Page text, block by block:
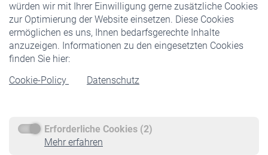
würden wir mit Ihrer Einwilligung gerne zusätzliche Cookies
zur Optimierung der Website einsetzen. Diese Cookies
ermöglichen es uns, Ihnen bedarfsgerechte Inhalte
anzuzeigen. Informationen zu den eingesetzten Cookies
finden Sie hier:
Cookie-Policy
Datenschutz
Erforderliche Cookies (2)
Mehr erfahren
Veranstaltungen
Rentner
Rentenbeginn
Rente beantragen
Service
Informationen